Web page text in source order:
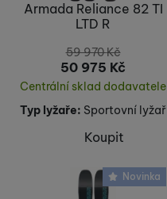
Armada Reliance 82 TI
LTD R
59 970Kč
50 975 Kč
Centrální sklad dodavatele
Typ lyžaře: Sportovní lyžař
Koupit
Novinka